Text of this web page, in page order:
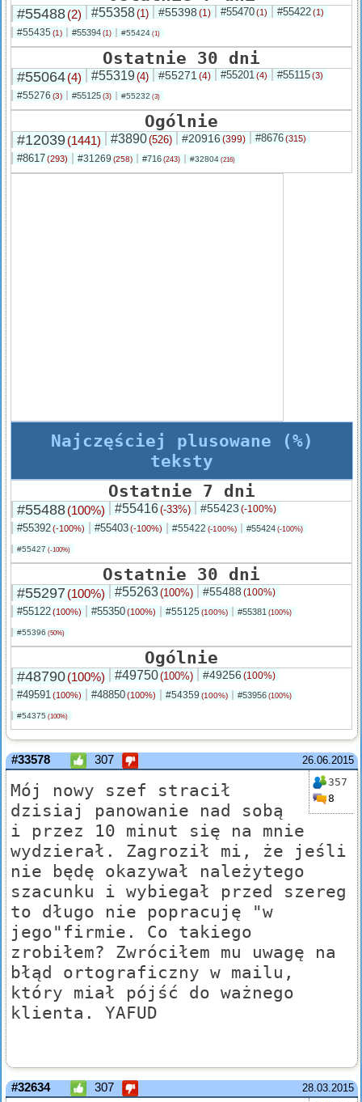
#55488(2) #55358(1) #55398 (1) #55470(1) #55422(1)
#55435 (1) #55394 (1) #55424 (1)
Ostatnie 30 dni
#55064(4) #55319(4) #55271 (4) #55201(4) #55115(3)
#55276 (3) #55125 (3) #55232 (3)
Ogólnie
#12039(1441) #3890(526) #20916 (399) #8676(315)
#8617(293) #31269 (258) #716 (243) #32804 (216)
Najczęściej plusowane (%)
teksty
Ostatnie 7 dni
#55488(100%) #55416(-33%) #55423 (-100%)
#55392(-100%) #55403(-100%) #55422 (-100%) #55424 (-100%)
#55427 (-100%)
Ostatnie 30 dni
#55297 (100%) #55263(100%) #55488 (100%)
#55122(100%) #55350(100%) #55125 (100%) #55381 (100%)
#55396 (50%)
Ogólnie
#48790(100%) #49750(100%) #49256 (100%)
#49591(100%) #48850(100%) #54359 (100%) #53956 (100%)
#54375 (100%)
26.06.2015
#33578 307
357
8
Mój nowy szef stracił
dzisiaj panowanie nad sobą
i przez 10 minut się na mnie
wydzierał. Zagroził mi, że jeśli
nie będę okazywał należytego
szacunku i wybiegał przed szereg
to długo nie popracuję "w
jego"firmie. Co takiego
zrobiłem? Zwróciłem mu uwagę na
błąd ortograficzny w mailu,
który miał pójść do ważnego
klienta. YAFUD
28.03.2015
#32634 307